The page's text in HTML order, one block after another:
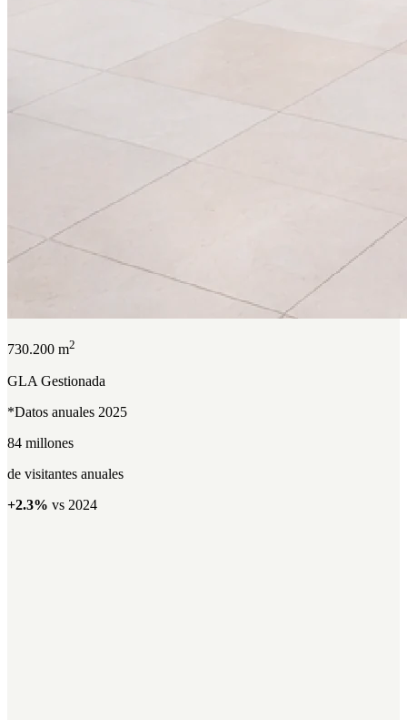
730.200 m2
GLA Gestionada
*Datos anuales 2025
84 millones
de visitantes anuales
+2.3% vs 2024